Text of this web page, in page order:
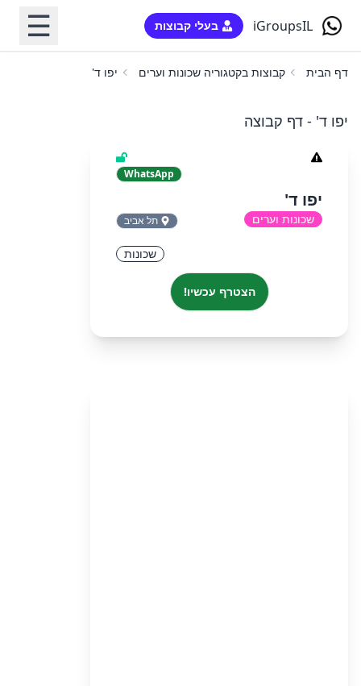
iGroupsIL בעלי קבוצות ☰
דף הבית קבוצות בקטגוריה שכונות וערים יפו ד'
יפו ד' - דף קבוצה
WhatsApp
יפו ד'
שכונות וערים תל אביב
שכונות
הצטרף עכשיו!